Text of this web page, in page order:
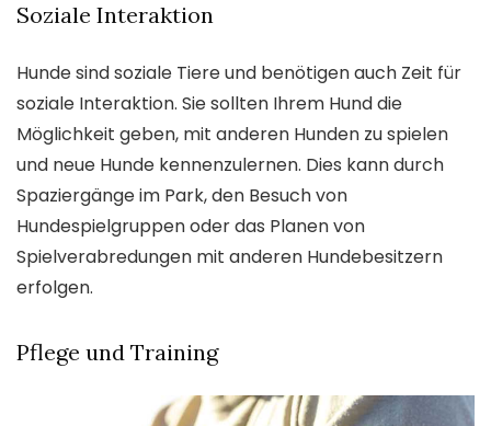
Soziale Interaktion
Hunde sind soziale Tiere und benötigen auch Zeit für
soziale Interaktion. Sie sollten Ihrem Hund die
Möglichkeit geben, mit anderen Hunden zu spielen
und neue Hunde kennenzulernen. Dies kann durch
Spaziergänge im Park, den Besuch von
Hundespielgruppen oder das Planen von
Spielverabredungen mit anderen Hundebesitzern
erfolgen.
Pflege und Training